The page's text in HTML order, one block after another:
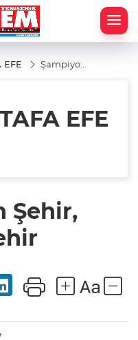
EFE
Şampiyon
EFE
Şehir,